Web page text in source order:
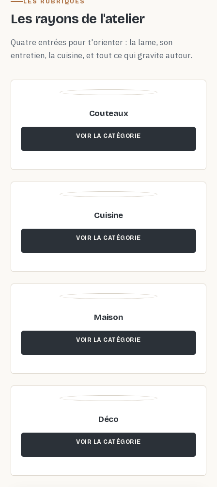
Les rayons de l'atelier
Quatre entrées pour t'orienter : la lame, son
entretien, la cuisine, et tout ce qui gravite autour.
Couteaux
VOIR LA CATÉGORIE
Cuisine
VOIR LA CATÉGORIE
Maison
VOIR LA CATÉGORIE
Déco
VOIR LA CATÉGORIE